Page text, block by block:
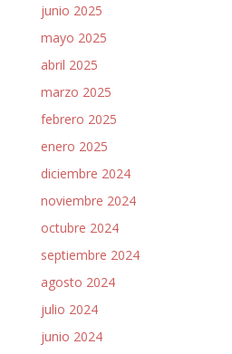
junio 2025
mayo 2025
abril 2025
marzo 2025
febrero 2025
enero 2025
diciembre 2024
noviembre 2024
octubre 2024
septiembre 2024
agosto 2024
julio 2024
junio 2024